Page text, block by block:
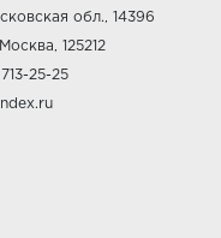
обл., 14396
125212
25-25